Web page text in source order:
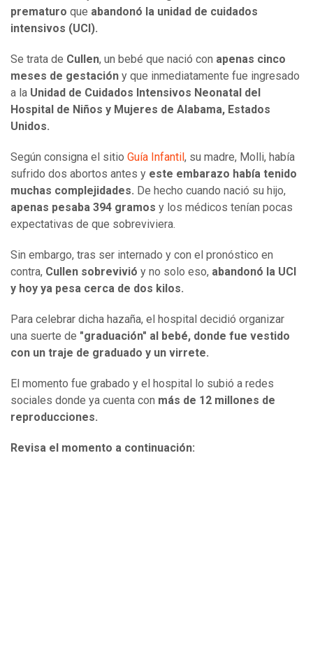
prematuro que abandonó la unidad de cuidados
intensivos (UCI).
Se trata de Cullen, un bebé que nació con apenas cinco
meses de gestación y que inmediatamente fue ingresado
a la Unidad de Cuidados Intensivos Neonatal del
Hospital de Niños y Mujeres de Alabama, Estados
Unidos.
Según consigna el sitio Guía Infantil , su madre, Molli, había
sufrido dos abortos antes y este embarazo había tenido
muchas complejidades. De hecho cuando nació su hijo,
apenas pesaba 394 gramos y los médicos tenían pocas
expectativas de que sobreviviera.
Sin embargo, tras ser internado y con el pronóstico en
contra, Cullen sobrevivió y no solo eso, abandonó la UCI
y hoy ya pesa cerca de dos kilos.
Para celebrar dicha hazaña, el hospital decidió organizar
una suerte de "graduación" al bebé, donde fue vestido
con un traje de graduado y un virrete.
El momento fue grabado y el hospital lo subió a redes
sociales donde ya cuenta con más de 12 millones de
reproducciones.
Revisa el momento a continuación: